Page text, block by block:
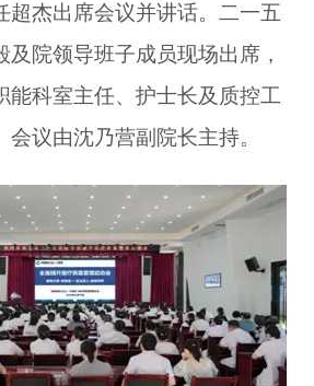
超杰出席会议并讲话。二一五
及院领导班子成员现场出席，
能科室主任、护士长及质控工
议由沈乃营副院长主持。